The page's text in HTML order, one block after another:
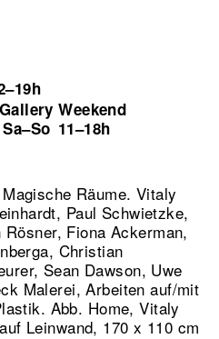
Weekend
Sa–So 11–18h
Räume. Vitaly
Paul Schwietzke,
Fiona Ackerman,
Christian
Sean Dawson, Uwe
Malerei, Arbeiten auf/mit
Abb. Home, Vitaly
Leinwand, 170 x 110 cm